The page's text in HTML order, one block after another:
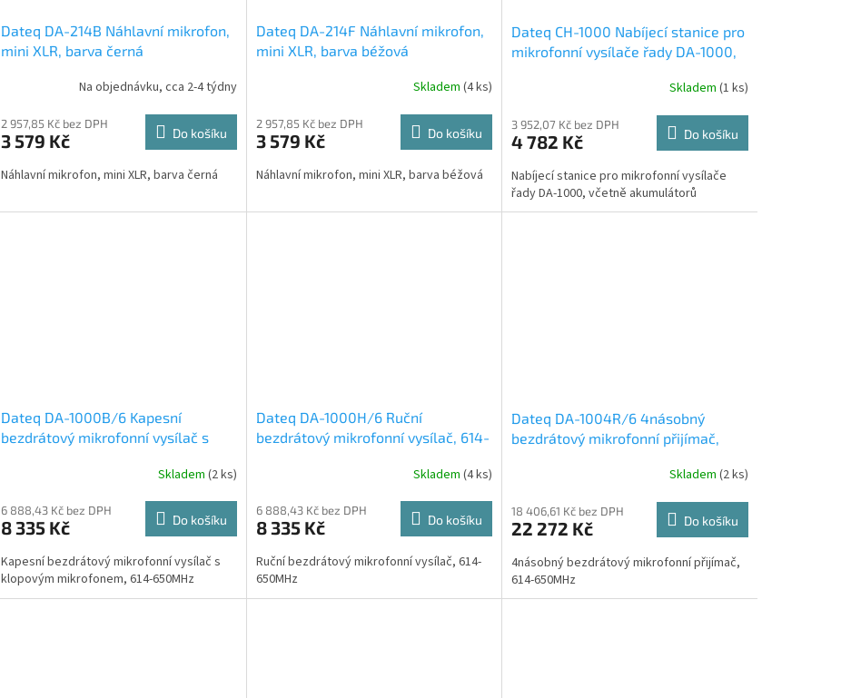
Dateq DA-214B Náhlavní mikrofon,
mini XLR, barva černá
Na objednávku, cca 2-4 týdny
2 957,85 Kč bez DPH
3 579 Kč Do košíku
Náhlavní mikrofon, mini XLR, barva černá
Dateq DA-214F Náhlavní mikrofon,
mini XLR, barva béžová
Skladem (4 ks)
2 957,85 Kč bez DPH
3 579 Kč Do košíku
Náhlavní mikrofon, mini XLR, barva béžová
Dateq CH-1000 Nabíjecí stanice pro
mikrofonní vysílače řady DA-1000,
Skladem (1 ks)
3 952,07 Kč bez DPH
4 782 Kč Do košíku
Nabíjecí stanice pro mikrofonní vysílače
řady DA-1000, včetně akumulátorů
Dateq DA-1000B/6 Kapesní
bezdrátový mikrofonní vysílač s
Skladem (2 ks)
6 888,43 Kč bez DPH
8 335 Kč Do košíku
Kapesní bezdrátový mikrofonní vysílač s
klopovým mikrofonem, 614-650MHz
Dateq DA-1000H/6 Ruční
bezdrátový mikrofonní vysílač, 614-
Skladem (4 ks)
6 888,43 Kč bez DPH
8 335 Kč Do košíku
Ruční bezdrátový mikrofonní vysílač, 614-
650MHz
Dateq DA-1004R/6 4násobný
bezdrátový mikrofonní přijímač,
Skladem (2 ks)
18 406,61 Kč bez DPH
22 272 Kč Do košíku
4násobný bezdrátový mikrofonní přijímač,
614-650MHz